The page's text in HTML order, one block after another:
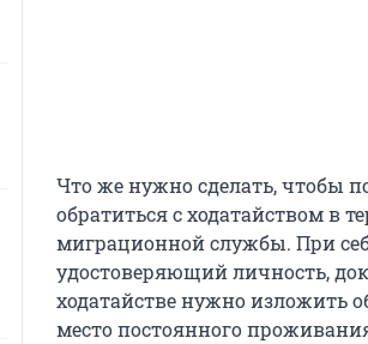
Что же нужно сделать, чтобы
обратиться с ходатайством в
миграционной службы. При
удостоверяющий личность,
ходатайстве нужно изложить
место постоянного